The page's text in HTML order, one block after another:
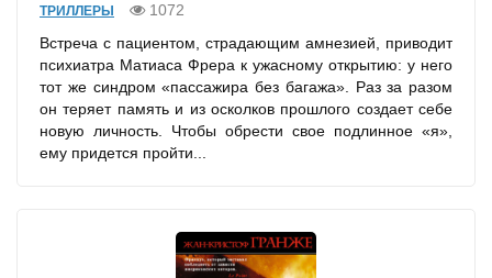
ТРИЛЛЕРЫ
1072
Встреча с пациентом, страдающим амнезией, приводит
психиатра Матиаса Фрера к ужасному открытию: у него
тот же синдром «пассажира без багажа». Раз за разом
он теряет память и из осколков прошлого создает себе
новую личность. Чтобы обрести свое подлинное «я»,
ему придется пройти...